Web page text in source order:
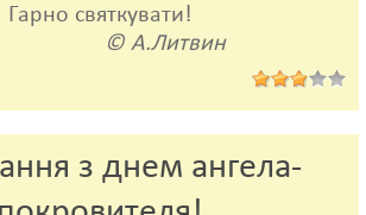
Гарно святкувати!
А.Литвин
з днем ангела-